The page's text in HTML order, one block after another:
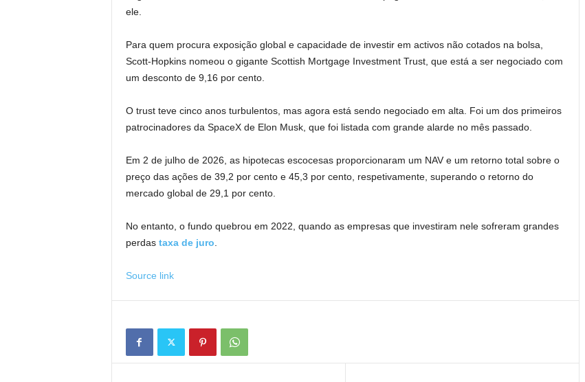
ele.
Para quem procura exposição global e capacidade de investir em activos não cotados na bolsa,
Scott-Hopkins nomeou o gigante Scottish Mortgage Investment Trust, que está a ser negociado com
um desconto de 9,16 por cento.
O trust teve cinco anos turbulentos, mas agora está sendo negociado em alta. Foi um dos primeiros
patrocinadores da SpaceX de Elon Musk, que foi listada com grande alarde no mês passado.
Em 2 de julho de 2026, as hipotecas escocesas proporcionaram um NAV e um retorno total sobre o
preço das ações de 39,2 por cento e 45,3 por cento, respetivamente, superando o retorno do
mercado global de 29,1 por cento.
No entanto, o fundo quebrou em 2022, quando as empresas que investiram nele sofreram grandes
perdas taxa de juro
Source link